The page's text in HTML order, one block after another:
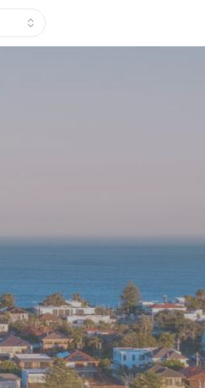
Nhấn để mở danh sách các